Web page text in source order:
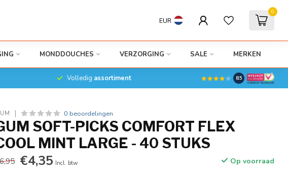
EUR
0
MONDDOUCHES VERZORGING SALE MERKEN
Volledig assortiment 8.5
0 beoordelingen
SOFT-PICKS COMFORT FLEX
MINT LARGE - 40 STUKS
€4,35 Incl. btw Op voorraad